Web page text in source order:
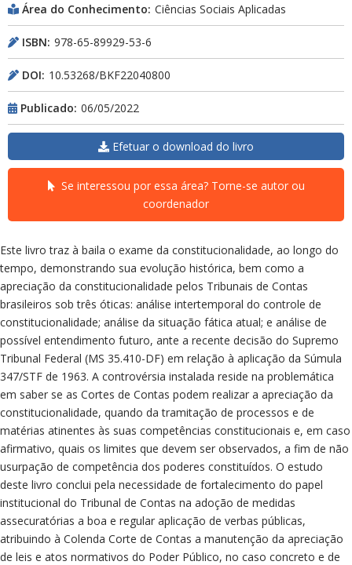
Área do Conhecimento: Ciências Sociais Aplicadas
ISBN: 978-65-89929-53-6
DOI: 10.53268/BKF22040800
Publicado: 06/05/2022
Efetuar o download do livro
Se interessou por essa área? Torne-se autor ou
coordenador
Este livro traz à baila o exame da constitucionalidade, ao longo do
tempo, demonstrando sua evolução histórica, bem como a
apreciação da constitucionalidade pelos Tribunais de Contas
brasileiros sob três óticas: análise intertemporal do controle de
constitucionalidade; análise da situação fática atual; e análise de
possível entendimento futuro, ante a recente decisão do Supremo
Tribunal Federal (MS 35.410-DF) em relação à aplicação da Súmula
347/STF de 1963. A controvérsia instalada reside na problemática
em saber se as Cortes de Contas podem realizar a apreciação da
constitucionalidade, quando da tramitação de processos e de
matérias atinentes às suas competências constitucionais e, em caso
afirmativo, quais os limites que devem ser observados, a fim de não
usurpação de competência dos poderes constituídos. O estudo
deste livro conclui pela necessidade de fortalecimento do papel
institucional do Tribunal de Contas na adoção de medidas
assecuratórias a boa e regular aplicação de verbas públicas,
atribuindo à Colenda Corte de Contas a manutenção da apreciação
de leis e atos normativos do Poder Público, no caso concreto e de